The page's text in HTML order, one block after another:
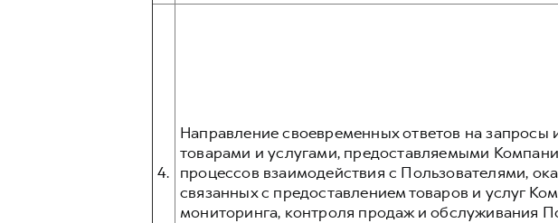
4.
Направление своевременных ответов на запросы
товарами и услугами, предоставляемыми
процессов взаимодействия с Пользователями,
связанных с предоставлением товаров и услуг
мониторинга, контроля продаж и обслуживания